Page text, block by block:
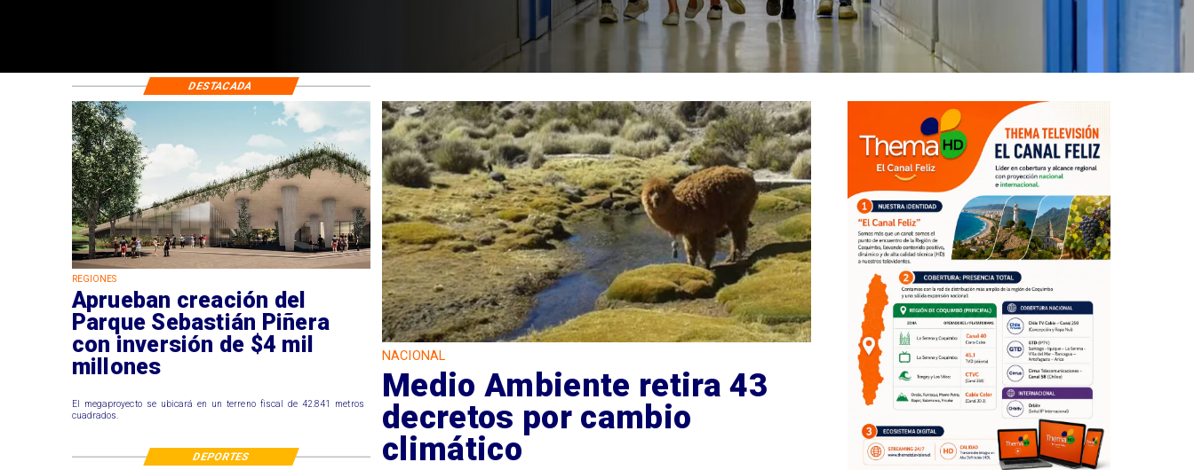
REGIONES
Aprueban creación del
Parque Sebastián Piñera
con inversión de $4 mil
millones
El megaproyecto se ubicará en un terreno fiscal de 42.841 metros
cuadrados.
NACIONAL
Medio Ambiente retira 43
decretos por cambio
climático
DESTACADA
DEPORTES